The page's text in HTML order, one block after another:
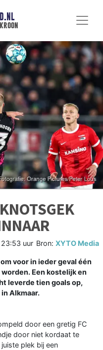
uur Bron: XYTO Media
voor in ieder geval één
Een kostelijk en
leverde tien goals op,
Alkmaar.
door een gretig FC
door niet kordaat te
plek bij een